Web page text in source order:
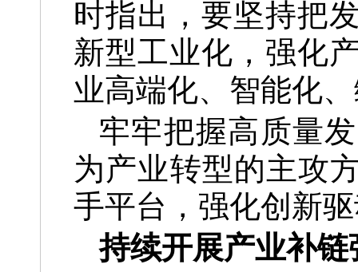
时指出，要坚持把
新型工业化，强化
业高端化、智能化
牢牢把握高质量
为产业转型的主攻
手平台，强化创新
持续开展产业补链